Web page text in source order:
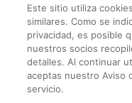
Le gustó: Limpieza,
Traducir con Google
Room was so clean
Se hospedó 2 noches en
0
Este sitio utiliza
similares. Como se
privacidad, es posible
nuestros socios
detalles. Al continuar
aceptas nuestro Aviso
servicio.